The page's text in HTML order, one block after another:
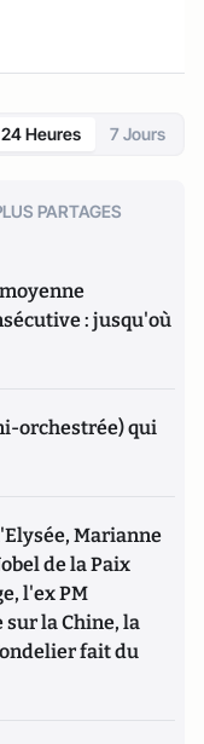
24 Heures 7 Jours
PARTAGES
: jusqu'où
orchestrée) qui
Marianne
de la Paix
l'ex PM
la Chine, la
fait du